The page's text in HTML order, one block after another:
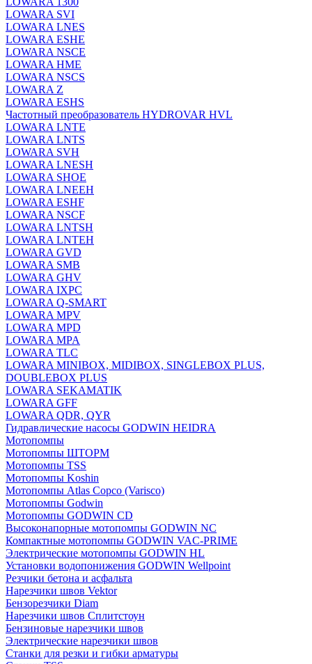
LOWARA SVI
LOWARA LNES
LOWARA ESHE
LOWARA NSCE
LOWARA HME
LOWARA NSCS
LOWARA Z
LOWARA ESHS
Частотный преобразователь HYDROVAR HVL
LOWARA LNTE
LOWARA LNTS
LOWARA SVH
LOWARA LNESH
LOWARA SHOE
LOWARA LNEEH
LOWARA ESHF
LOWARA NSCF
LOWARA LNTSH
LOWARA LNTEH
LOWARA GVD
LOWARA SMB
LOWARA GHV
LOWARA IXPС
LOWARA Q-SMART
LOWARA MPV
LOWARA MPD
LOWARA MPA
LOWARA TLC
LOWARA MINIBOX, MIDIBOX, SINGLEBOX PLUS,
DOUBLEBOX PLUS
LOWARA SEKAMATIK
LOWARA GFF
LOWARA QDR, QYR
Гидравлические насосы GODWIN HEIDRA
Мотопомпы
Мотопомпы ШТОРМ
Мотопомпы TSS
Мотопомпы Koshin
Мотопомпы Atlas Copco (Varisco)
Мотопомпы Godwin
Мотопомпы GODWIN CD
Высоконапорные мотопомпы GODWIN NC
Компактные мотопомпы GODWIN VAC-PRIME
Электрические мотопомпы GODWIN HL
Установки водопонижения GODWIN Wellpoint
Резчики бетона и асфальта
Нарезчики швов Vektor
Бензорезчики Diam
Нарезчики швов Сплитстоун
Бензиновые нарезчики швов
Электрические нарезчики швов
Станки для резки и гибки арматуры